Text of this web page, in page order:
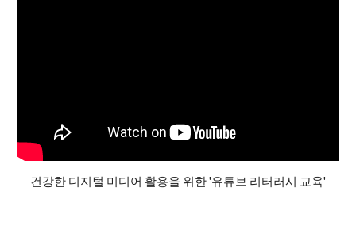
건강한 디지털 미디어 활용을 위한 '유튜브 리터러시 교육'